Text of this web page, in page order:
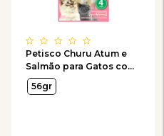
Petisco Churu Atum e
Salmão para Gatos com
4 Unidades de 14g
56gr